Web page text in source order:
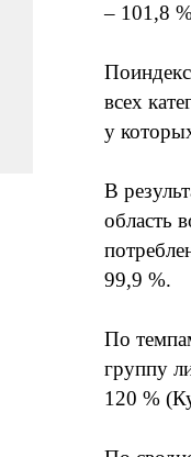
– 101,8
всех
у
В
область
99,9 %.
По
группу
120 %